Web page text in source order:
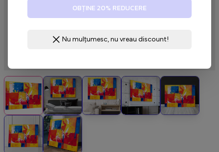
OBȚINE 20% REDUCERE
Nu mulțumesc, nu vreau discount!